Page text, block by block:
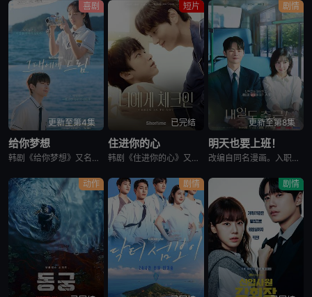
喜剧
更新至第4集
给你梦想
韩剧《给你梦想》又名：Dream For You,그대에게 드림，讲述了：该剧是一部浪漫喜剧，讲述了连一个梦想都无所畏惧的十几岁，被现实挡住而受挫的二十几岁，像变成那样的大人的三十几岁的记者李载与一个
短片
已完结
住进你的心
韩剧《住进你的心》又名：Check In To You,너에게 체크인，讲述了：一位是完美主义、以利益为重的冷酷CEO车道京，他计划卖掉一间充满魅力的民宿；另一位是感性、温柔且深爱这个民宿的经理尹智梧
剧情
更新至第8集
明天也要上班！
改编自同名漫画。入职五年的智允在无聊的公司生活中与公司最挑剔的男上司时宇纠缠在了一起，甚至以不想结婚为由而逃跑的前男友秋天出现了...
动作 剧情 剧情